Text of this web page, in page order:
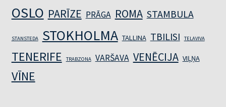
OSLO PARĪZE PRĀGA ROMA STAMBULA
STANSTEDA STOKHOLMA TALLINA TBILISI TELAVIVA
TENERIFE TRABZONA VARŠAVA VENĒCIJA VIĻŅA
VĪNE